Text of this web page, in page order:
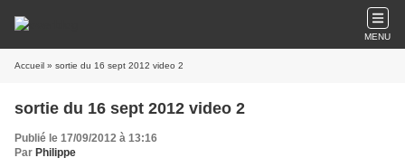
MENU
Accueil » sortie du 16 sept 2012 video 2
sortie du 16 sept 2012 video 2
Publié le 17/09/2012 à 13:16
Par Philippe